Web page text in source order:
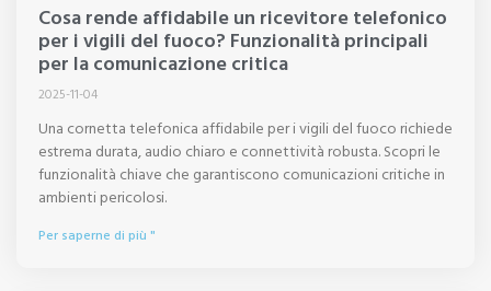
Cosa rende affidabile un ricevitore telefonico
per i vigili del fuoco? Funzionalità principali
per la comunicazione critica
2025-11-04
Una cornetta telefonica affidabile per i vigili del fuoco richiede
estrema durata, audio chiaro e connettività robusta. Scopri le
funzionalità chiave che garantiscono comunicazioni critiche in
ambienti pericolosi.
Per saperne di più "